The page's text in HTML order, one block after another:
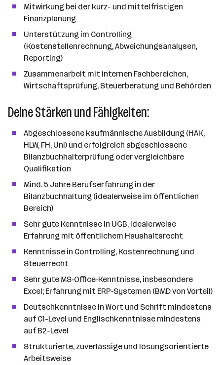
Mitwirkung bei der kurz- und mittelfristigen
Finanzplanung
Unterstützung im Controlling
(Kostenstellenrechnung, Abweichungsanalysen,
Reporting)
Zusammenarbeit mit internen Fachbereichen,
Wirtschaftsprüfung, Steuerberatung und Behörden
Deine Stärken und Fähigkeiten:
Abgeschlossene kaufmännische Ausbildung (HAK,
HLW, FH, Uni) und erfolgreich abgeschlossene
Bilanzbuchhalterprüfung oder vergleichbare
Qualifikation
Mind. 5 Jahre Berufserfahrung in der
Bilanzbuchhaltung (idealerweise im öffentlichen
Bereich)
Sehr gute Kenntnisse in UGB, idealerweise
Erfahrung mit öffentlichem Haushaltsrecht
Kenntnisse in Controlling, Kostenrechnung und
Steuerrecht
Sehr gute MS‑Office‑Kenntnisse, insbesondere
Excel; Erfahrung mit ERP‑Systemen (BMD von Vorteil)
Deutschkenntnisse in Wort und Schrift mindestens
auf C1-Level und Englischkenntnisse mindestens
auf B2-Level
Strukturierte, zuverlässige und lösungsorientierte
Arbeitsweise